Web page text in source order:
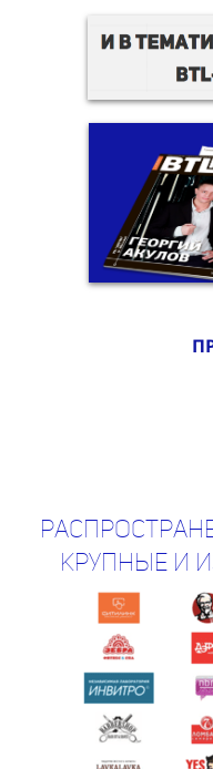
крупные и